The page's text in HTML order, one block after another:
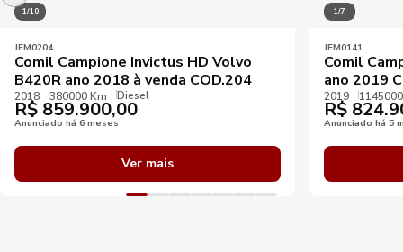
1/10
JEM0204
Comil Campione Invictus HD Volvo
B420R ano 2018 à venda COD.204
2018 380000 Km Diesel
R$ 859.900,00
Anunciado há 6 meses
Ver mais
1/7
JEM0141
Comil
ano 2019
2019
R$
Anunciado há 5